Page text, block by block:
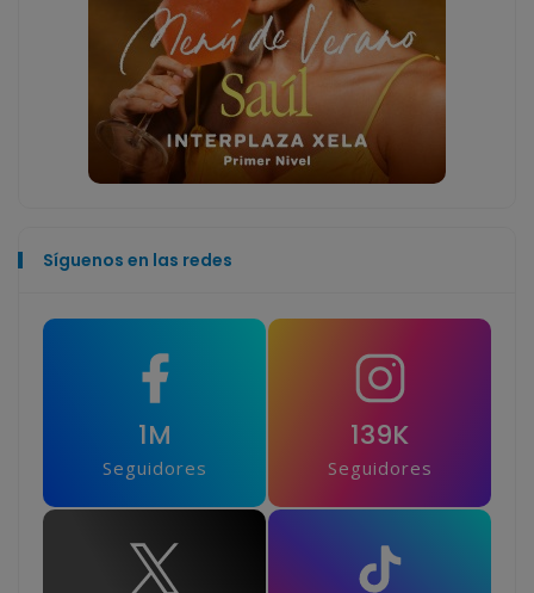
Síguenos en las redes
1M
Seguidores
139K
Seguidores